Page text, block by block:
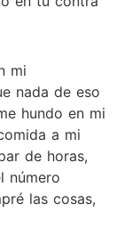
mi
nada de eso
hundo en mi
a mi
de horas,
número
las cosas,